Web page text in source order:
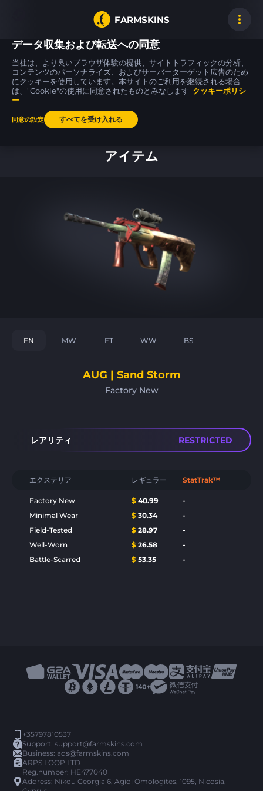
FARMSKINS
42
Glock-18
Vogue MW 18
M4A4
Magnesium WW 18
P2000
Sure Grip
ホーム
アイテム
FN MW FT WW BS
AUG | Sand Storm
Factory New
レアリティ RESTRICTED
エクステリア レギュラー StatTrak™
Factory New $ 40.99
-
Minimal Wear
$ 30.34
-
Field-Tested
$ 28.97
-
Well-Worn
$ 26.58
-
Battle-Scarred
$ 53.35 -
+35797810537
Support:support@farmskins.com
Business:ads@farmskins.com
ARPS LOOP LTD
Reg.number: HE477040
Address: Nikou Georgia 6, Agioi Omologites, 1095, Nicosia,
データ収集および転送への同意
当社は、より良いブラウザ体験の提供、サイトトラフィックの分析、
コンテンツのパーソナライズ、およびサーバーターゲット広告のため
にクッキーを使用しています。本サイトのご利用を継続される場合
は、"Cookie"の使用に同意されたものとみなします クッキーポリシ
ー
同意の設定 すべてを受け入れる